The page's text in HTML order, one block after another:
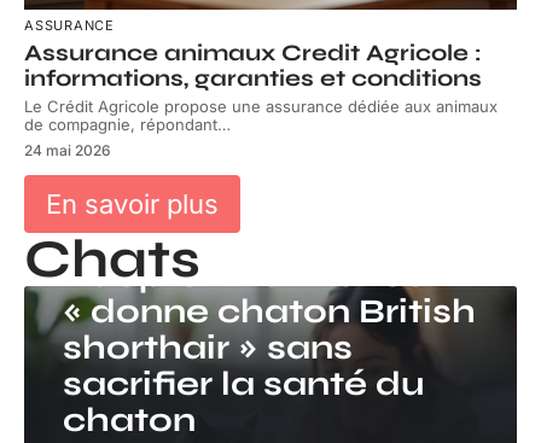
ASSURANCE
Assurance animaux Credit Agricole :
informations, garanties et conditions
Le Crédit Agricole propose une assurance dédiée aux animaux
de compagnie, répondant…
24 mai 2026
En savoir plus
Chats
CHATS
Adopter malin avec
« donne chaton British
shorthair » sans
sacrifier la santé du
chaton